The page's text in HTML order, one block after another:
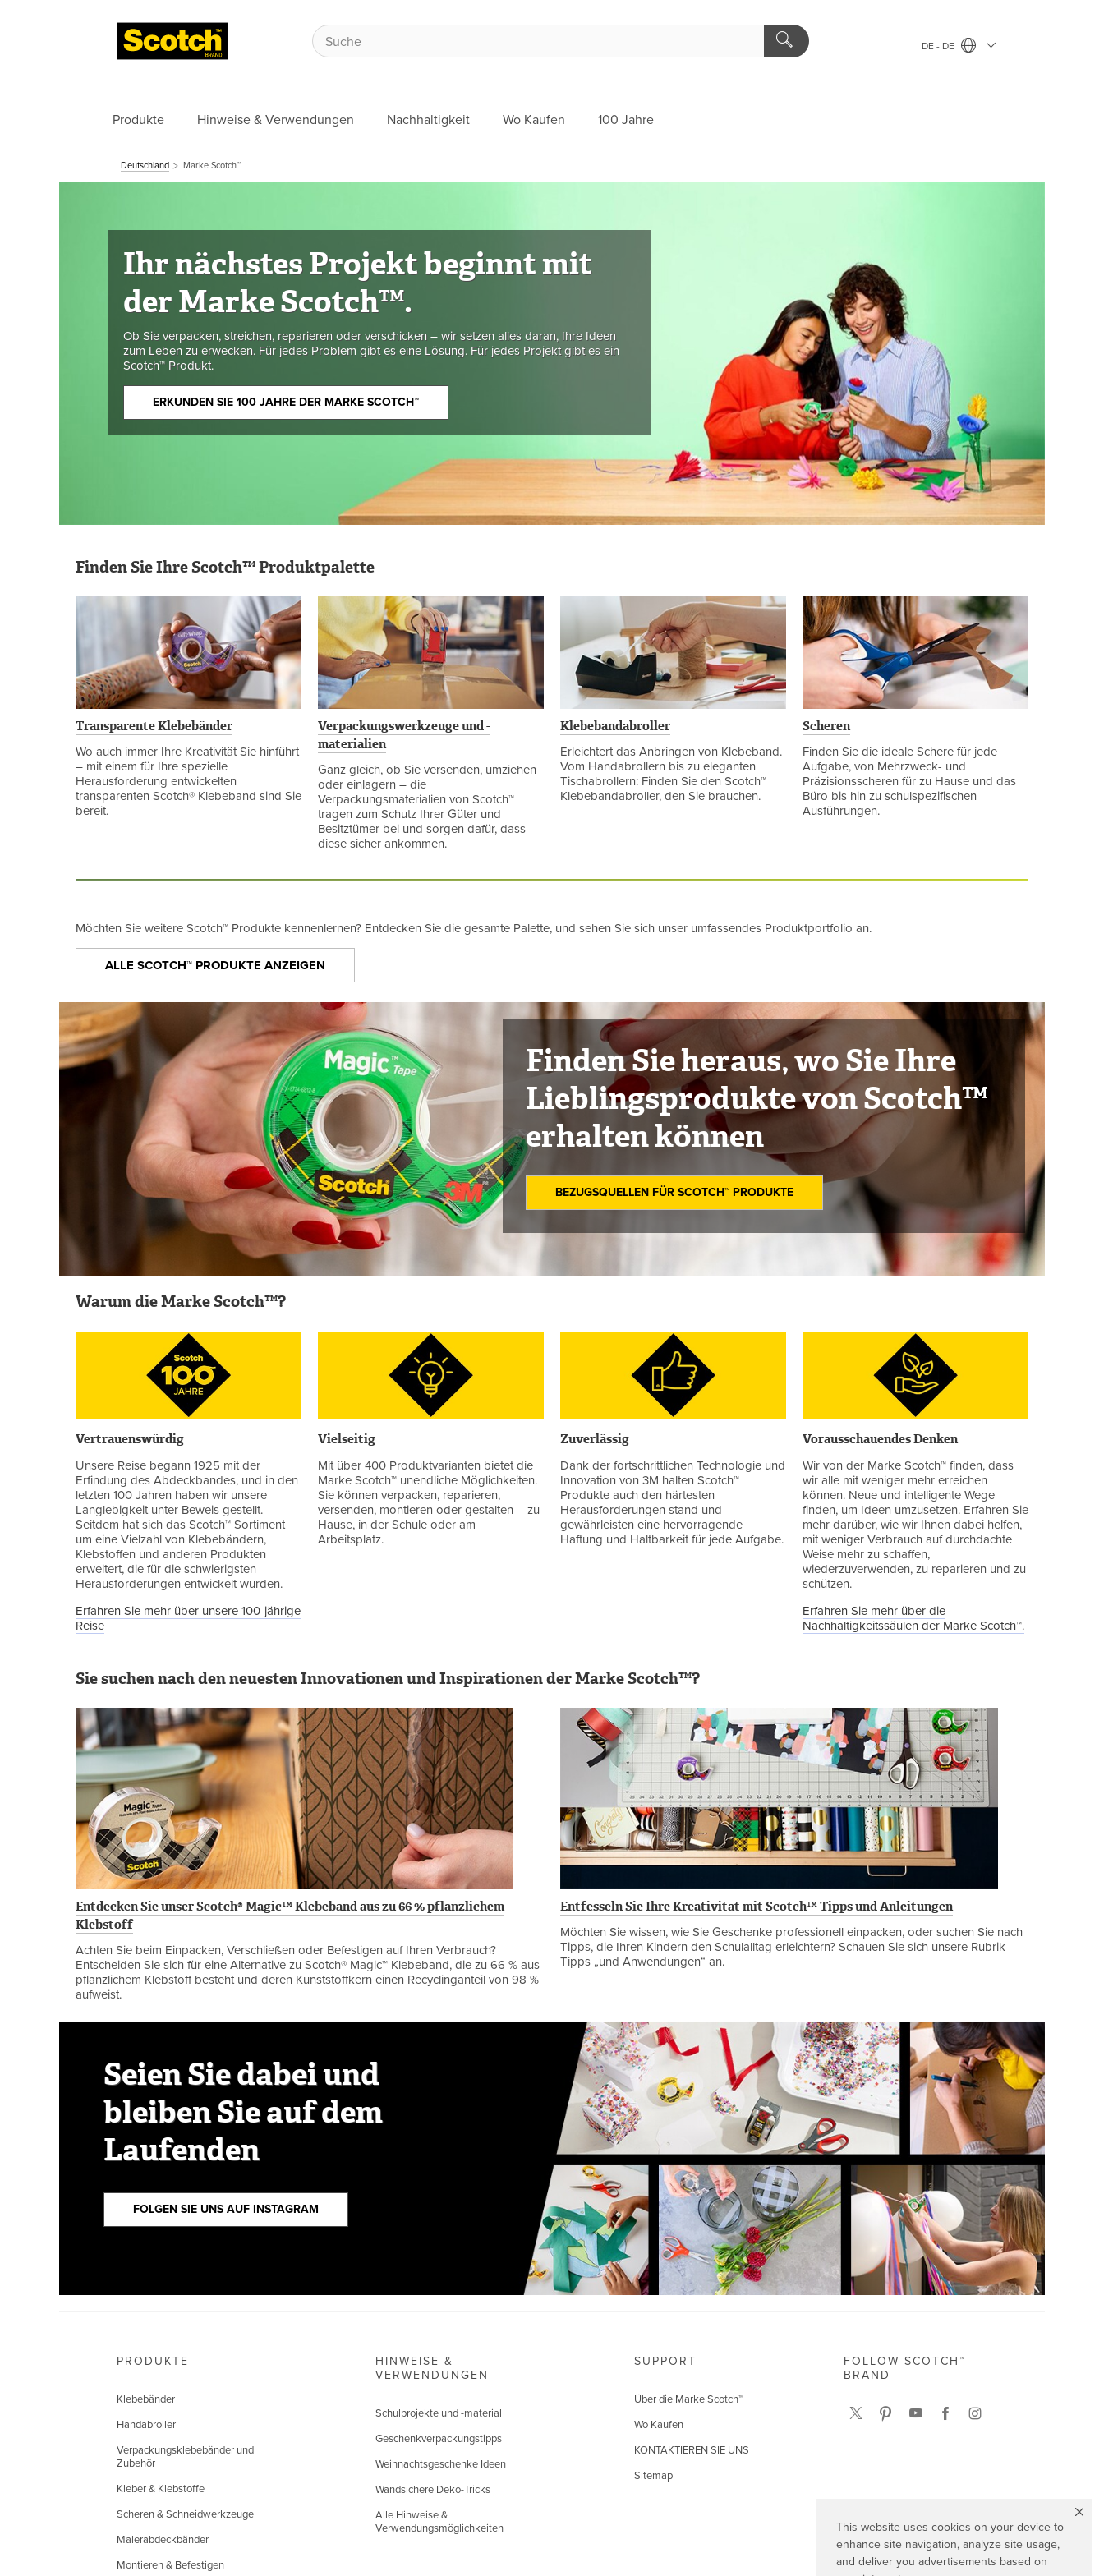
This website uses cookies on your device to
enhance site navigation, analyze site usage,
and deliver you advertisements based on
DE - DE
Produkte Hinweise & Verwendungen Nachhaltigkeit Wo Kaufen 100 Jahre
Deutschland Marke Scotch™
Ihr nächstes Projekt beginnt mit
der Marke Scotch™.
Ob Sie verpacken, streichen, reparieren oder verschicken – wir setzen alles daran, Ihre Ideen
zum Leben zu erwecken. Für jedes Problem gibt es eine Lösung. Für jedes Projekt gibt es ein
Scotch™ Produkt.
ERKUNDEN SIE 100 JAHRE DER MARKE SCOTCH™
Finden Sie Ihre Scotch™ Produktpalette
Transparente Klebebänder
Wo auch immer Ihre Kreativität Sie hinführt
– mit einem für Ihre spezielle
Herausforderung entwickelten
transparenten Scotch® Klebeband sind Sie
bereit.
Verpackungswerkzeuge und -
materialien
Ganz gleich, ob Sie versenden, umziehen
oder einlagern – die
Verpackungsmaterialien von Scotch™
tragen zum Schutz Ihrer Güter und
Besitztümer bei und sorgen dafür, dass
diese sicher ankommen.
Klebebandabroller
Erleichtert das Anbringen von Klebeband.
Vom Handabrollern bis zu eleganten
Tischabrollern: Finden Sie den Scotch™
Klebebandabroller, den Sie brauchen.
Scheren
Finden Sie die ideale Schere für jede
Aufgabe, von Mehrzweck- und
Präzisionsscheren für zu Hause und das
Büro bis hin zu schulspezifischen
Ausführungen.
Möchten Sie weitere Scotch™ Produkte kennenlernen? Entdecken Sie die gesamte Palette, und sehen Sie sich unser umfassendes Produktportfolio an.
ALLE SCOTCH™ PRODUKTE ANZEIGEN
Finden Sie heraus, wo Sie Ihre
Lieblingsprodukte von Scotch™
erhalten können
BEZUGSQUELLEN FÜR SCOTCH™ PRODUKTE
Warum die Marke Scotch™?
Vertrauenswürdig
Unsere Reise begann 1925 mit der
Erfindung des Abdeckbandes, und in den
letzten 100 Jahren haben wir unsere
Langlebigkeit unter Beweis gestellt.
Seitdem hat sich das Scotch™ Sortiment
um eine Vielzahl von Klebebändern,
Klebstoffen und anderen Produkten
erweitert, die für die schwierigsten
Herausforderungen entwickelt wurden.
Erfahren Sie mehr über unsere 100-jährige
Reise
Vielseitig
Mit über 400 Produktvarianten bietet die
Marke Scotch™ unendliche Möglichkeiten.
Sie können verpacken, reparieren,
versenden, montieren oder gestalten – zu
Hause, in der Schule oder am
Arbeitsplatz.
Zuverlässig
Dank der fortschrittlichen Technologie und
Innovation von 3M halten Scotch™
Produkte auch den härtesten
Herausforderungen stand und
gewährleisten eine hervorragende
Haftung und Haltbarkeit für jede Aufgabe.
Vorausschauendes Denken
Wir von der Marke Scotch™ finden, dass
wir alle mit weniger mehr erreichen
können. Neue und intelligente Wege
finden, um Ideen umzusetzen. Erfahren Sie
mehr darüber, wie wir Ihnen dabei helfen,
mit weniger Verbrauch auf durchdachte
Weise mehr zu schaffen,
wiederzuverwenden, zu reparieren und zu
schützen.
Erfahren Sie mehr über die
Nachhaltigkeitssäulen der Marke Scotch™.
Sie suchen nach den neuesten Innovationen und Inspirationen der Marke Scotch™?
Entdecken Sie unser Scotch® Magic™ Klebeband aus zu 66 % pflanzlichem
Klebstoff
Achten Sie beim Einpacken, Verschließen oder Befestigen auf Ihren Verbrauch?
Entscheiden Sie sich für eine Alternative zu Scotch® Magic™ Klebeband, die zu 66 % aus
pflanzlichem Klebstoff besteht und deren Kunststoffkern einen Recyclinganteil von 98 %
aufweist.
Entfesseln Sie Ihre Kreativität mit Scotch™ Tipps und Anleitungen
Möchten Sie wissen, wie Sie Geschenke professionell einpacken, oder suchen Sie nach
Tipps, die Ihren Kindern den Schulalltag erleichtern? Schauen Sie sich unsere Rubrik
Tipps „und Anwendungen“ an.
Seien Sie dabei und
bleiben Sie auf dem
Laufenden
FOLGEN SIE UNS AUF INSTAGRAM
PRODUKTE
Klebebänder
Handabroller
Verpackungsklebebänder und
Zubehör
Kleber & Klebstoffe
Scheren & Schneidwerkzeuge
Malerabdeckbänder
Montieren & Befestigen
HINWEISE &
VERWENDUNGEN
Schulprojekte und -material
Geschenkverpackungstipps
Weihnachtsgeschenke Ideen
Wandsichere Deko-Tricks
Alle Hinweise &
Verwendungsmöglichkeiten
SUPPORT
Über die Marke Scotch™
Wo Kaufen
KONTAKTIEREN SIE UNS
Sitemap
FOLLOW SCOTCH™
BRAND